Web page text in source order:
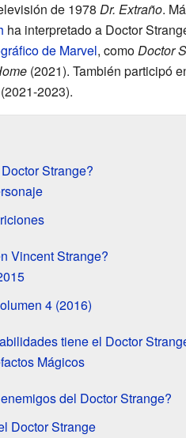
de 1978 Dr. Extraño.
ha interpretado a Doctor
de Marvel, comoDoctor
(2021). También participó
2023).
Strange?
Vincent Strange?
4 (2016)
tiene el Doctor
Mágicos
del Doctor Strange?
Doctor Strange